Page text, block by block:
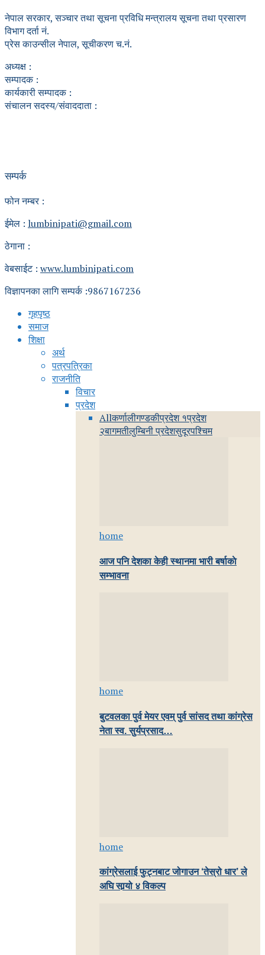
नेपाल सरकार, सञ्चार तथा सूचना प्रविधि मन्त्रालय सूचना तथा प्रसारण
विभाग दर्ता नं.
प्रेस काउन्सील नेपाल, सूचीकरण च.नं.
अध्यक्ष :
सम्पादक :
कार्यकारी सम्पादक :
संचालन सदस्य/संवाददाता :
सम्पर्क
फोन नम्बर :
ईमेल : lumbinipati@gmail.com
ठेगाना :
वेबसाईट : www.lumbinipati.com
विज्ञापनका लागि सम्पर्क :9867167236
गृहपृष्ठ
समाज
शिक्षा
अर्थ
पत्रपत्रिका
राजनीति
विचार
प्रदेश
Allकर्णालीगण्डकीप्रदेश १प्रदेश
२बागमतीलुम्बिनी प्रदेशसुदूरपश्चिम
home
आज पनि देशका केही स्थानमा भारी बर्षाकाे
सम्भावना
home
बुटवलका पुर्व मेयर एवम् पुर्व सांसद तथा कांग्रेस
नेता स्व. सुर्यप्रसाद…
home
कांग्रेसलाई फुट्नबाट जोगाउन ‘तेस्रो धार’ ले
अघि सार्‍यो ४ विकल्प